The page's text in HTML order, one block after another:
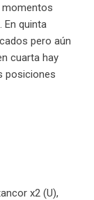
momentos
En quinta
pero aún
cuarta hay
posiciones
x2 (U),